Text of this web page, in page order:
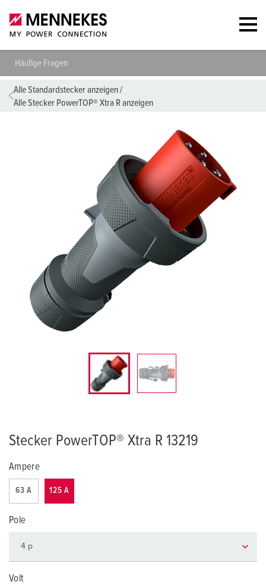
Häufige Fragen
Alle Standardstecker anzeigen/
Alle Stecker PowerTOP® Xtra R anzeigen
Stecker PowerTOP® Xtra R 13219
Ampere
63 A 125 A
Pole
Volt